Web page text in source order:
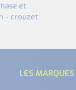
- crouzet
LES